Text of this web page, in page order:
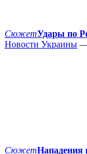
СюжетУдары по
Новости Украины —
СюжетНападения